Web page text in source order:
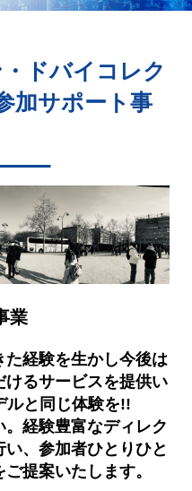
ドバイコレク
サポート事
業
経験を生かし今後は
るサービスを提供い
ルと同じ体験を!!
経験豊富なディレク
、参加者ひとりひと
提案いたします。